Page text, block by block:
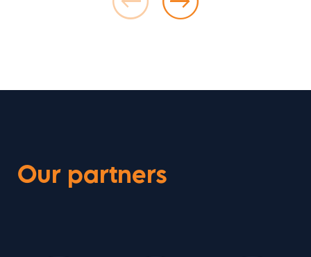
Our partners